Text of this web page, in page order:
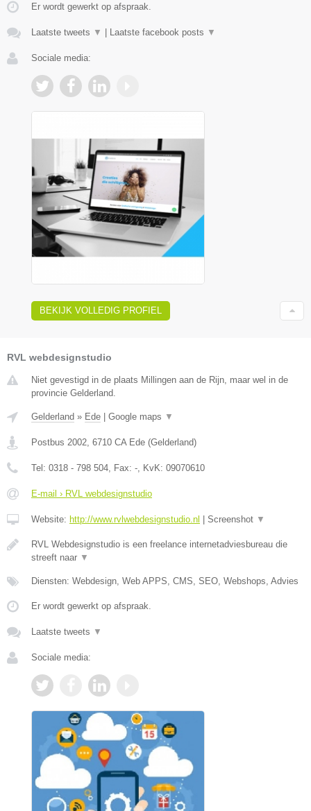
Er wordt gewerkt op afspraak.
Laatste tweets ▼ Laatste facebook posts ▼
Sociale media:
BEKIJK VOLLEDIG PROFIEL
RVL webdesignstudio
Niet gevestigd in de plaats Millingen aan de Rijn, maar wel in de
provincie Gelderland.
Gelderland » Ede Google maps ▼
Postbus 2002 6710 CA Ede (Gelderland)
Tel: 0318 - 798 504 , Fax: - , KvK: 09070610
E-mail › RVL webdesignstudio
Website: http://www.rvlwebdesignstudio.nl Screenshot ▼
RVL Webdesignstudio is een freelance internetadviesbureau die
streeft naar ▼
Diensten: Webdesign, Web APPS, CMS, SEO, Webshops, Advies
Er wordt gewerkt op afspraak.
Laatste tweets ▼
Sociale media: